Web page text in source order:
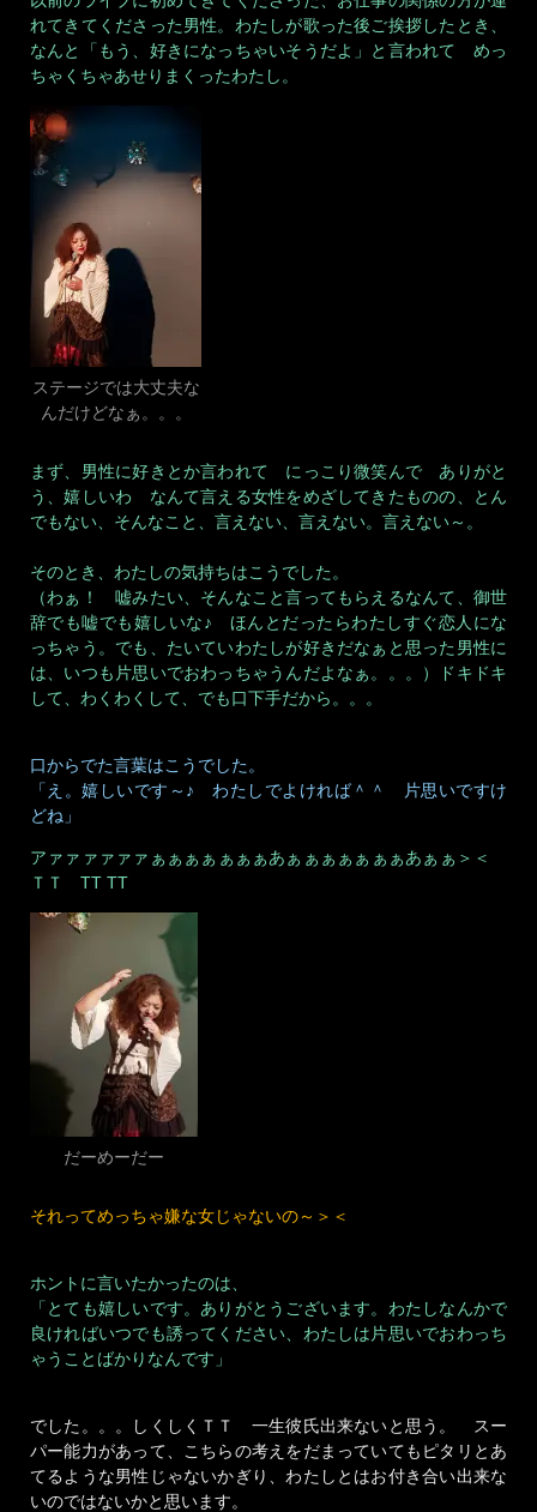
れてきてくださった男性。わたしが歌った後ご挨拶したとき、
なんと「もう、好きになっちゃいそうだよ」と言われて めっ
ちゃくちゃあせりまくったわたし。
ステージでは大丈夫な
んだけどなぁ。。。
まず、男性に好きとか言われて にっこり微笑んで ありがと
う、嬉しいわ なんて言える女性をめざしてきたものの、とん
でもない、そんなこと、言えない、言えない。言えない～。
そのとき、わたしの気持ちはこうでした。
（わぁ！ 嘘みたい、そんなこと言ってもらえるなんて、御世
辞でも嘘でも嬉しいな♪ ほんとだったらわたしすぐ恋人にな
っちゃう。でも、たいていわたしが好きだなぁと思った男性に
は、いつも片思いでおわっちゃうんだよなぁ。。。）ドキドキ
して、わくわくして、でも口下手だから。。。
口からでた言葉はこうでした。
「え。嬉しいです～♪ わたしでよければ＾＾ 片思いですけ
どね」
アァァァァァァぁぁぁぁぁぁぁあぁぁぁぁぁぁぁあぁぁ＞＜
ＴＴ TT TT
だーめーだー
それってめっちゃ嫌な女じゃないの～＞＜
ホントに言いたかったのは、
「とても嬉しいです。ありがとうございます。わたしなんかで
良ければいつでも誘ってください、わたしは片思いでおわっち
ゃうことばかりなんです」
でした。。。しくしくＴＴ 一生彼氏出来ないと思う。 スー
パー能力があって、こちらの考えをだまっていてもピタリとあ
てるような男性じゃないかぎり、わたしとはお付き合い出来な
いのではないかと思います。